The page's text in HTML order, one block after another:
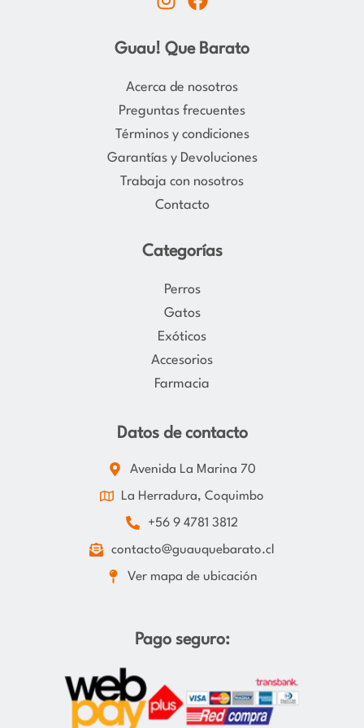
s
t
a
r
a
m
c
e
b
o
k
Guau! Que Barato
Acerca de nosotros
Preguntas frecuentes
Términos y condiciones
Garantías y Devoluciones
Trabaja con nosotros
Contacto
Categorías
Perros
Gatos
Exóticos
Accesorios
Farmacia
Datos de contacto
Avenida La Marina 70
La Herradura, Coquimbo
+56 9 4781 3812
contacto@guauquebarato.cl
Ver mapa de ubicación
Pago seguro: